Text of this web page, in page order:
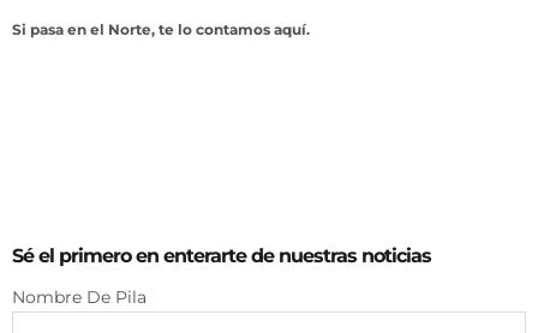
Si pasa en el Norte, te lo contamos aquí.
Sé el primero en enterarte de nuestras noticias
Nombre De Pila